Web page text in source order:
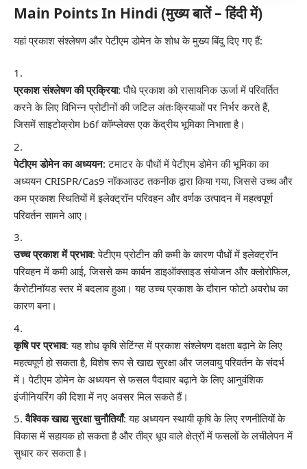
Main Points In Hindi (मुख्य बातें – हिंदी में)
यहां प्रकाश संश्लेषण और पेटीएम डोमेन के शोध के मुख्य बिंदु दिए गए हैं:
प्रकाश संश्लेषण की प्रक्रिया: पौधे प्रकाश को रासायनिक ऊर्जा में परिवर्तित
करने के लिए विभिन्न प्रोटीनों की जटिल अंतःक्रियाओं पर निर्भर करते हैं,
जिसमें साइटोक्रोम b6f कॉम्प्लेक्स एक केंद्रीय भूमिका निभाता है।
पेटीएम डोमेन का अध्ययन: टमाटर के पौधों में पेटीएम डोमेन की भूमिका का
अध्ययन CRISPR/Cas9 नॉकआउट तकनीक द्वारा किया गया, जिससे उच्च और
कम प्रकाश स्थितियों में इलेक्ट्रॉन परिवहन और वर्णक उत्पादन में महत्वपूर्ण
परिवर्तन सामने आए।
उच्च प्रकाश में प्रभाव: पेटीएम प्रोटीन की कमी के कारण पौधों में इलेक्ट्रॉन
परिवहन में कमी आई, जिससे कम कार्बन डाइऑक्साइड संयोजन और क्लोरोफिल,
कैरोटीनॉयड स्तर में बदलाव हुआ। यह उच्च प्रकाश के दौरान फोटो अवरोध का
कारण बना।
कृषि पर प्रभाव: यह शोध कृषि सेटिंग्स में प्रकाश संश्लेषण दक्षता बढ़ाने के लिए
महत्वपूर्ण हो सकता है, विशेष रूप से खाद्य सुरक्षा और जलवायु परिवर्तन के संदर्भ
में। पेटीएम डोमेन के अध्ययन से फसल पैदावार बढ़ाने के लिए आनुवंशिक
इंजीनियरिंग की दिशा में नए अवसर मिल सकते हैं।
वैश्विक खाद्य सुरक्षा चुनौतियाँ: यह अध्ययन स्थायी कृषि के लिए रणनीतियों के
विकास में सहायक हो सकता है और तीव्र धूप वाले क्षेत्रों में फसलों के लचीलेपन में
सुधार कर सकता है।